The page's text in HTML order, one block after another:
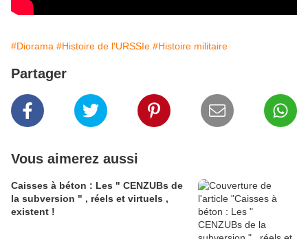
#Diorama #Histoire de l'URSSIe #Histoire militaire
Partager
Vous aimerez aussi
Caisses à béton : Les " CENZUBs de
la subversion " , réels et virtuels ,
existent !